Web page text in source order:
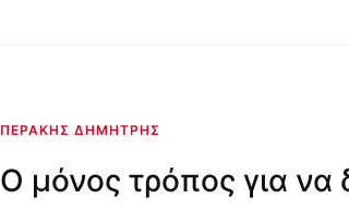
ΠΕΡΆΚΗΣ ΔΗΜΉΤΡΗΣ
Ο μόνος τρόπος για να